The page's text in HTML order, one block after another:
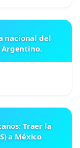
nacional del
Traer la
a México